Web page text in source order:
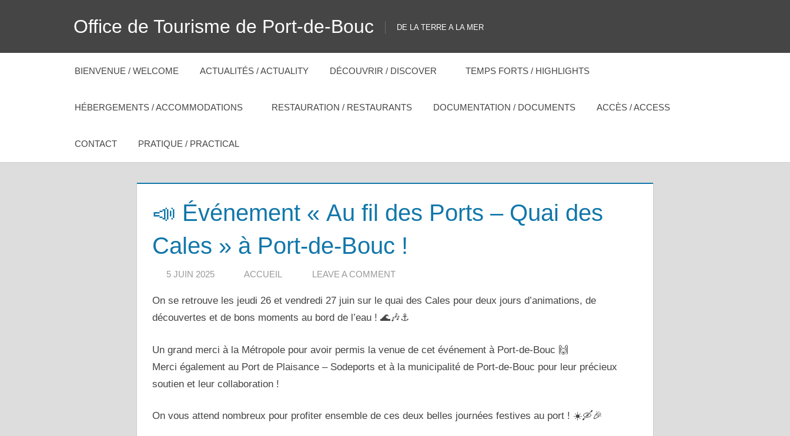
Office de Tourisme de Port-de-Bouc DE LA TERRE A LA MER
BIENVENUE / WELCOME ACTUALITÉS / ACTUALITY DÉCOUVRIR / DISCOVER TEMPS FORTS / HIGHLIGHTS
HÉBERGEMENTS / ACCOMMODATIONS RESTAURATION / RESTAURANTS DOCUMENTATION / DOCUMENTS ACCÈS / ACCESS
CONTACT PRATIQUE / PRACTICAL
📣 Événement « Au fil des Ports – Quai des
Cales » à Port-de-Bouc !
5 JUIN 2025 ACCUEIL LEAVE A COMMENT
On se retrouve les jeudi 26 et vendredi 27 juin sur le quai des Cales pour deux jours d’animations, de
découvertes et de bons moments au bord de l’eau ! 🌊🎶⚓
Un grand merci à la Métropole pour avoir permis la venue de cet événement à Port-de-Bouc 🙌
Merci également au Port de Plaisance – Sodeports et à la municipalité de Port-de-Bouc pour leur précieux
soutien et leur collaboration !
On vous attend nombreux pour profiter ensemble de ces deux belles journées festives au port ! ☀️🛶🎉